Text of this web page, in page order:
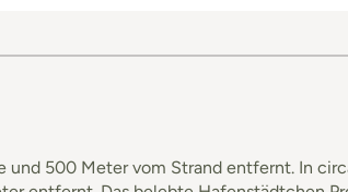
500 Meter vom Strand entfernt. In